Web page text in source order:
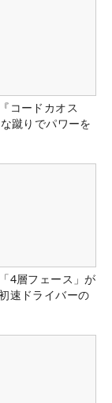
コードカオス
蹴りでパワーを
4層フェース」が
速ドライバーの